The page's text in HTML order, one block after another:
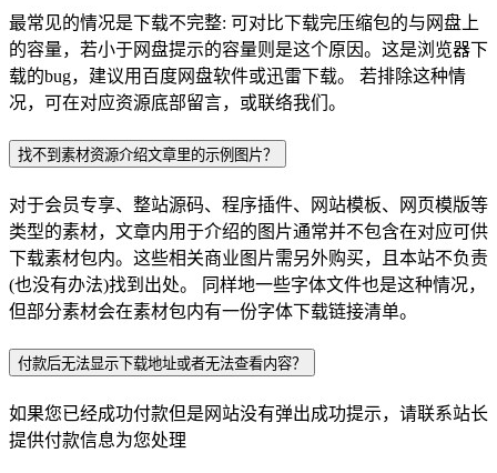
最常见的情况是下载不完整: 可对比下载完压缩包的与网盘上
的容量，若小于网盘提示的容量则是这个原因。这是浏览器下
载的bug，建议用百度网盘软件或迅雷下载。 若排除这种情
况，可在对应资源底部留言，或联络我们。
找不到素材资源介绍文章里的示例图片？
对于会员专享、整站源码、程序插件、网站模板、网页模版等
类型的素材，文章内用于介绍的图片通常并不包含在对应可供
下载素材包内。这些相关商业图片需另外购买，且本站不负责
(也没有办法)找到出处。 同样地一些字体文件也是这种情况，
但部分素材会在素材包内有一份字体下载链接清单。
付款后无法显示下载地址或者无法查看内容？
如果您已经成功付款但是网站没有弹出成功提示，请联系站长
提供付款信息为您处理